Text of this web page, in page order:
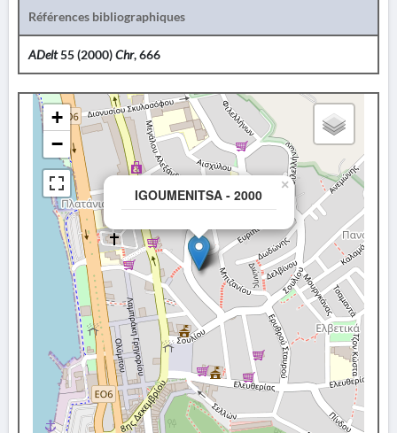
Références bibliographiques
ADelt55 (2000)Chr, 666
IGOUMENITSA - 2000
×
+
−